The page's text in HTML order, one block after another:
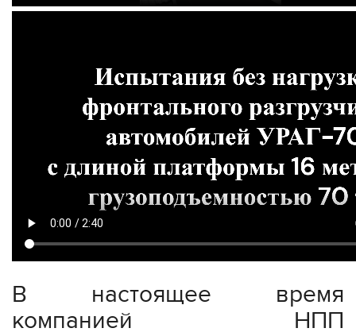
В настоящее время
компанией НПП